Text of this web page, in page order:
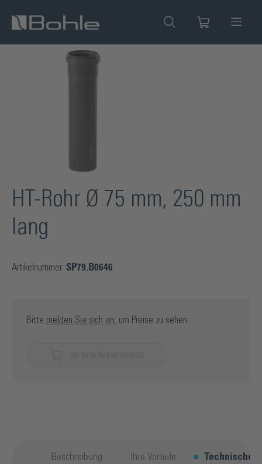
springen
Bildergalerie überspringen
HT-Rohr Ø 75 mm, 250 mm
lang
Artikelnummer: SP79.B0646
Bitte melden Sie sich an , um Preise zu sehen.
Beschreibung Ihre Vorteile Technische